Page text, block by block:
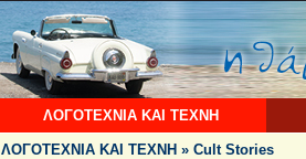
ΛΟΓΟΤΕΧΝΙΑ ΚΑΙ ΤΕΧΝΗ
ΛΟΓΟΤΕΧΝΙΑ ΚΑΙ ΤΕΧΝΗ » Cult Stories